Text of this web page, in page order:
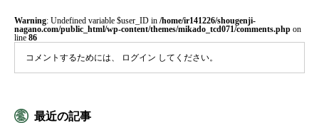
Warning: Undefined variable $user_ID in /home/ir141226/shougenji-
nagano.com/public_html/wp-content/themes/mikado_tcd071/comments.php on
line 86
コメントするためには、
ログイン してください。
最近の記事